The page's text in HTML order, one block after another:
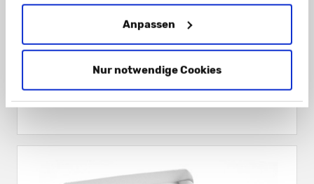
Anpassen
Nur notwendige Cookies
Schiebeschachteln Hohlwand geschlossen